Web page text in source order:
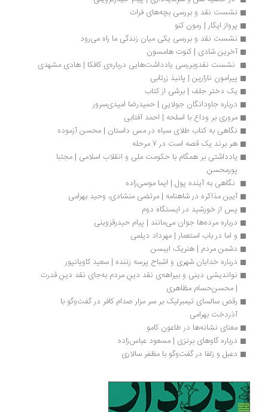
نشست نقد و بررسی بچه‌های فرات
پرواز ایکار | رمون کنو
نشست نقد و بررسی یکی میان زندگی ما راه می‌رود
آخرین شادی | کنوت هامسون
نشست نقدوبررسی یادداشت‌هایی درباره‌ی کافکا | هادی مشهدی
پیرامون نازارین | پانیذ زرتابی
یک دختر جلف | برشی از کتاب
درباره جاودانگان جولایی | حمیدرضا امیدی‌سرور
مروری بر وداع با اسلحه | احمد آفتابی
نگاهی به کتاب طلای سیاه در مس داستان | محسن آزموده
هر برند یک قصه است در 7 مرحله
پورمحسن
نگاهی به آینده پول | ایما موسی‌زاده
آیین مذاکره در شاهنامه | مرتضی منشادی، وحید بهرامی
پس از خورشید در ایستگاه دوم
درباره مرده‌ها جوان می‌مانند | پیام حیدرقزوینی
و اما در باب استعمار | مهرداد دیلمی
دشمن مردم | هنریک ایبسن
درباره خدایان شهری و اشباح پرسه زننده | سعید کاویانپور
نواندیشی دینی و بیراهه‌ی نقد دینِ مردم به‌جای نقد دینِ قدرت
| محسن‌حسام مظاهری
رقص سالسای تیمبرلیک بر سر مزار صدام کافر در گفت‌وگو با
آذردخت بهرامی
معنای نشانه‌ها در طاعون کامو
درباره گاوهای برنزی | مسعود عباس‌زاده
دعبل و زلفا در گفت‌وگو با مظفر سالاری